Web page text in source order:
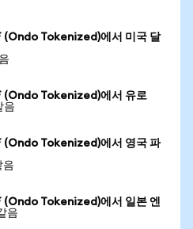
Tokenized)에서 미국 달
(Ondo Tokenized)에서 유로
음
Tokenized)에서 영국 파
음
Tokenized)에서 일본 엔
음